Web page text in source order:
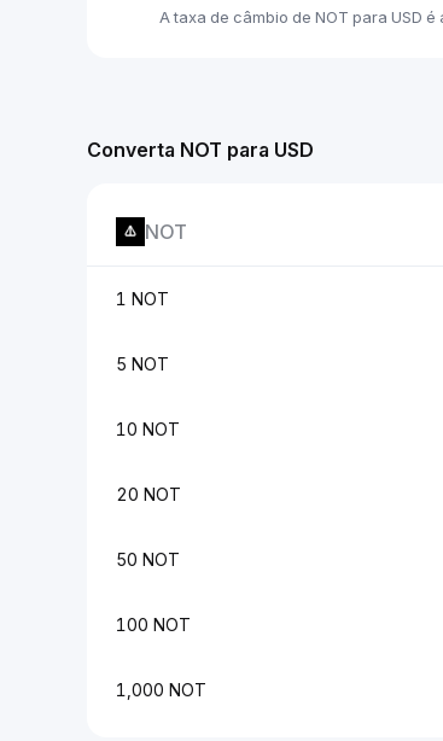
A taxa de câmbio de NOT para USD
Converta NOT para USD
NOT
1 NOT
5 NOT
10 NOT
20 NOT
50 NOT
100 NOT
1,000 NOT